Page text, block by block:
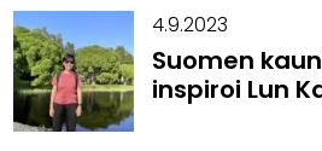
4.9.2023
Suomen
inspiroi Lun